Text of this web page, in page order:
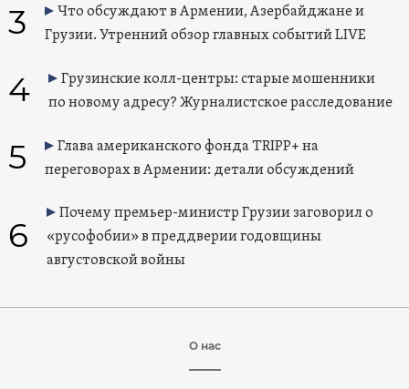
3
Что обсуждают в Армении, Азербайджане и
Грузии. Утренний обзор главных событий LIVE
4
Грузинские колл-центры: старые мошенники
по новому адресу? Журналистское расследование
5
Глава американского фонда TRIPP+ на
переговорах в Армении: детали обсуждений
6
Почему премьер-министр Грузии заговорил о
«русофобии» в преддверии годовщины
августовской войны
О нас